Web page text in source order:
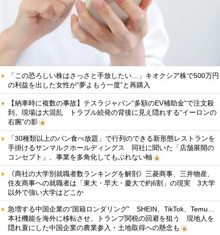
「この恐ろしい株はさっさと手放したい…」キオクシア株で500万円
の利益を出した女性が“夢よもう一度”と再購入
【納車時に複数の事故】テスラジャパン“多額のEV補助金”で注文殺
到、現場は大混乱 トラブル続発の背後に見え隠れする“イーロンの
右腕”の影
「30種類以上のパン食べ放題」で行列のできる新形態レストランを
手掛けるサンマルクホールディングス 同社に聞いた「店舗展開の
コンセプト」、事業を多角化してもぶれない軸
《商社の大学別就職者数ランキングを解剖》三菱商事、三井物産、
住友商事への就職者は「東大・早大・慶大で約6割」の現実 3大学
以外で強い大学はどこか
急増する中国企業の“国籍ロンダリング” SHEIN、TikTok、Temu…
本社機能を海外に移転させ、トランプ関税の回避を狙う 現地人を
隠れ蓑にした中国企業の農業参入・土地取得への懸念も